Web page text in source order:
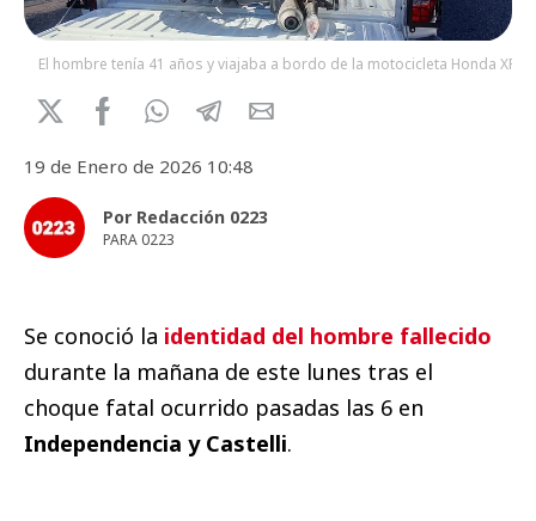
El hombre tenía 41 años y viajaba a bordo de la motocicleta Honda XR.
19 de Enero de 2026 10:48
Por Redacción 0223
PARA 0223
Se conoció la identidad del hombre fallecido
durante la mañana de este lunes tras el
choque fatal ocurrido pasadas las 6 en
Independencia y Castelli.